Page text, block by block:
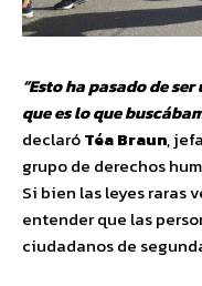
“Esto ha pasado de
que es lo que
declaróTéa Braun,
grupo de derechos
Si bien las leyes raras
entender que las
ciudadanos de